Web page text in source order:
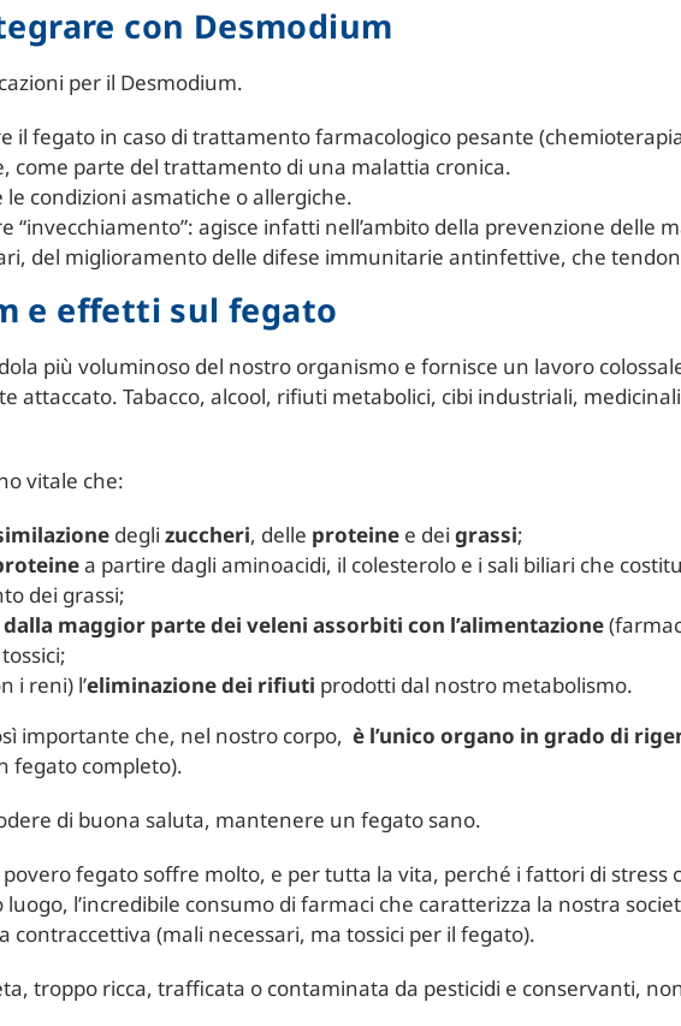
con Desmodium
per il Desmodium.
il fegato in caso di trattamento farmacologico pesante
come parte del trattamento di una malattia cronica.
le condizioni asmatiche o allergiche.
“invecchiamento”: agisce infatti nell’ambito della prevenzione delle
del miglioramento delle difese immunitarie antinfettive, che
e effetti sul fegato
più voluminoso del nostro organismo e fornisce un lavoro
attaccato. Tabacco, alcool, rifiuti metabolici, cibi industriali,
vitale che:
deglizuccheri, delle proteine e deigrassi;
a partire dagli aminoacidi, il colesterolo e i sali biliari che
dei grassi;
dalla maggior parte dei veleni assorbiti con l’alimentazione
i reni) l’eliminazione dei rifiuti prodotti dal nostro metabolismo.
importante che, nel nostro corpo,è l’unico organo in grado di
fegato completo).
di buona saluta, mantenere un fegato sano.
fegato soffre molto, e per tutta la vita, perché i fattori di stress
luogo, l’incredibile consumo di farmaci che caratterizza la nostra
contraccettiva (mali necessari, ma tossici per il fegato).
troppo ricca, trafficata o contaminata da pesticidi e conservanti,